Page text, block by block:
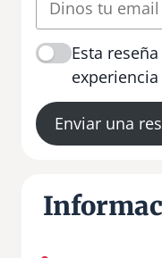
Esta
Enviar una